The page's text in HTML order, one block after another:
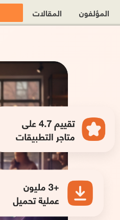
المؤلفون المقالات